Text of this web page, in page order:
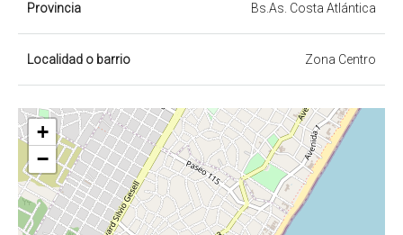
Provincia Bs.As. Costa Atlántica
Localidad o barrio Zona Centro
+
−